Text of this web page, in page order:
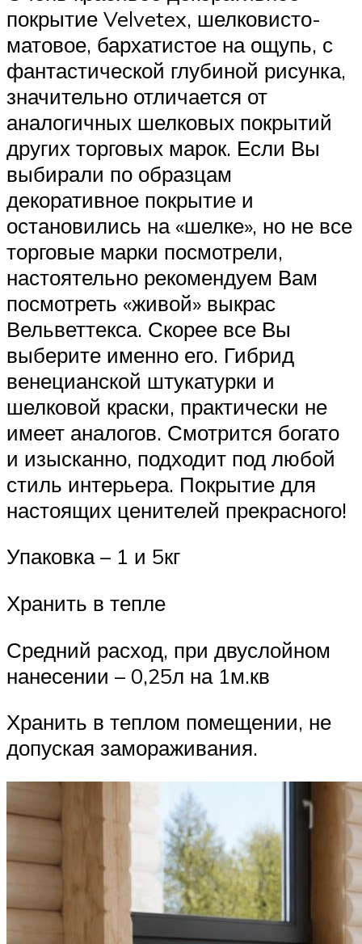
покрытие Velvetex, шелковисто-
матовое, бархатистое на ощупь, с
фантастической глубиной рисунка,
значительно отличается от
аналогичных шелковых покрытий
других торговых марок. Если Вы
выбирали по образцам
декоративное покрытие и
остановились на «шелке», но не все
торговые марки посмотрели,
настоятельно рекомендуем Вам
посмотреть «живой» выкрас
Вельветтекса. Скорее все Вы
выберите именно его. Гибрид
венецианской штукатурки и
шелковой краски, практически не
имеет аналогов. Смотрится богато
и изысканно, подходит под любой
стиль интерьера. Покрытие для
настоящих ценителей прекрасного!
Упаковка – 1 и 5кг
Хранить в тепле
Средний расход, при двуслойном
нанесении – 0,25л на 1м.кв
Хранить в теплом помещении, не
допуская замораживания.